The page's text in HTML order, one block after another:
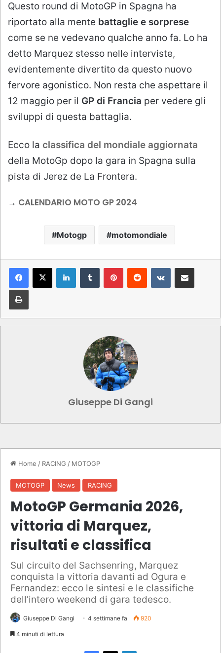
Questo round di MotoGP in Spagna ha
riportato alla mente battaglie e sorprese
come se ne vedevano qualche anno fa. Lo ha
detto Marquez stesso nelle interviste,
evidentemente divertito da questo nuovo
fervore agonistico. Non resta che aspettare il
12 maggio per il GP di Francia per vedere gli
sviluppi di questa battaglia.
Ecco la classifica del mondiale aggiornata
della MotoGp dopo la gara in Spagna sulla
pista di Jerez de La Frontera.
→ CALENDARIO MOTO GP 2024
Motogp motomondiale
LinkedInTumblr PinterestReddit VKontakteCondividi via mail
Stampa
Giuseppe Di Gangi